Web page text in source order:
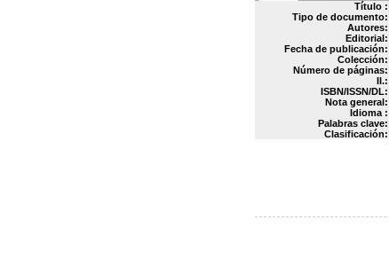
Título :
Tipo de documento:
Autores:
Editorial:
Fecha de publicación:
Colección:
Número de páginas:
Il.:
ISBN/ISSN/DL:
Nota general:
Idioma :
Palabras clave:
Clasificación: